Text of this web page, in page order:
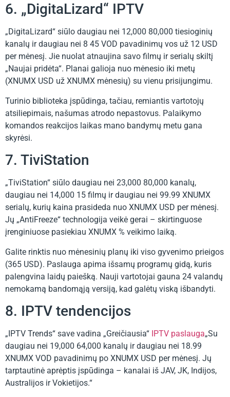
6. „DigitaLizard“ IPTV
„DigitaLizard“ siūlo daugiau nei 12,000 80,000 tiesioginių
kanalų ir daugiau nei 8 45 VOD pavadinimų vos už 12 USD
per mėnesį. Jie nuolat atnaujina savo filmų ir serialų skiltį
„Naujai pridėta“. Planai galioja nuo mėnesio iki metų
(XNUMX USD už XNUMX mėnesių) su vienu prisijungimu.
Turinio biblioteka įspūdinga, tačiau, remiantis vartotojų
atsiliepimais, našumas atrodo nepastovus. Palaikymo
komandos reakcijos laikas mano bandymų metu gana
skyrėsi.
7. TiviStation
„TiviStation“ siūlo daugiau nei 23,000 80,000 kanalų,
daugiau nei 14,000 15 filmų ir daugiau nei 99.99 XNUMX
serialų, kurių kaina prasideda nuo XNUMX USD per mėnesį.
Jų „AntiFreeze“ technologija veikė gerai – skirtinguose
įrenginiuose pasiekiau XNUMX % veikimo laiką.
Galite rinktis nuo mėnesinių planų iki viso gyvenimo prieigos
(365 USD). Paslauga apima išsamų programų gidą, kuris
palengvina laidų paiešką. Nauji vartotojai gauna 24 valandų
nemokamą bandomąją versiją, kad galėtų viską išbandyti.
8. IPTV tendencijos
„IPTV Trends“ save vadina „Greičiausia“ IPTV paslauga„Su
daugiau nei 19,000 64,000 kanalų ir daugiau nei 18.99
XNUMX VOD pavadinimų po XNUMX USD per mėnesį. Jų
tarptautinė aprėptis įspūdinga – kanalai iš JAV, JK, Indijos,
Australijos ir Vokietijos.“